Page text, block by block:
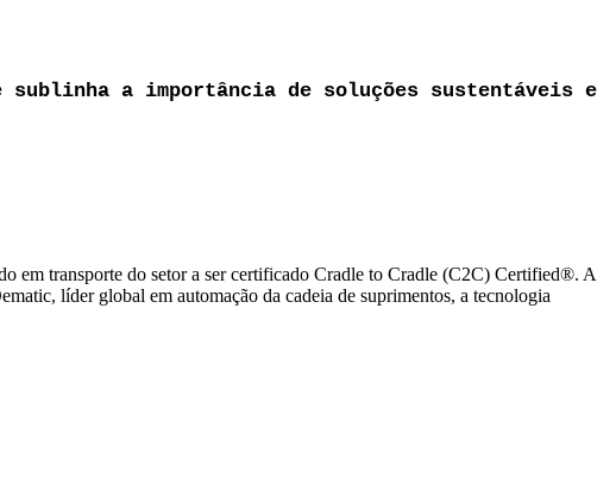
a importância de soluções sustentáveis e
em transporte do setor a ser certificado Cradle to Cradle (C2C) Certified®. A
líder global em automação da cadeia de suprimentos, a tecnologia